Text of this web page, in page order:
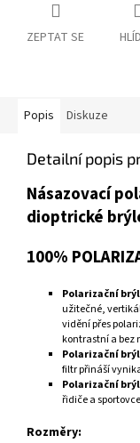
ZEPTAT SE
Popis Diskuze
Detailní popis
Násazovací
dioptrické
100%
Polarizační
užitečné,
vidění přes
kontrastní a bez
Polarizační
filtr přináší
Polarizační
řidiče a
Rozměry: